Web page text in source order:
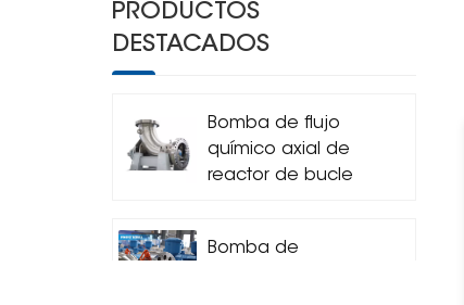
PRODUCTOS
DESTACADOS
Bomba de flujo
químico axial de
reactor de bucle
Bomba de